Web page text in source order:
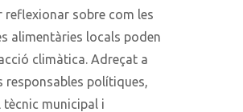
reflexionar sobre com les
alimentàries locals poden
climàtica. Adreçat a
responsables polítiques,
tècnic municipal i